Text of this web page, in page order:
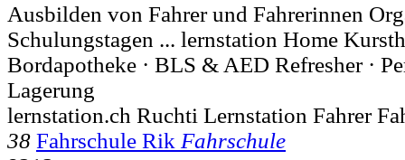
Ausbilden von Fahrer und Fahrerinnen
Schulungstagen ... lernstation Home
Bordapotheke · BLS & AED Refresher ·
Lagerung
lernstation.ch Ruchti Lernstation Fahrer
38 Fahrschule Rik Fahrschule